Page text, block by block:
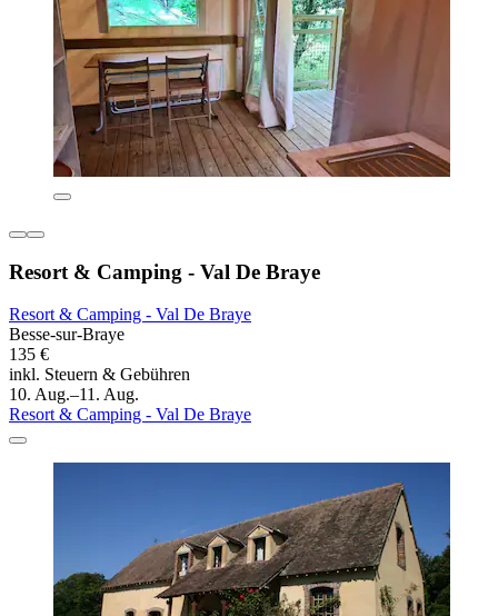
Resort & Camping - Val De Braye
Resort & Camping - Val De Braye
Besse-sur-Braye
135 €
inkl. Steuern & Gebühren
10. Aug.–11. Aug.
Resort & Camping - Val De Braye